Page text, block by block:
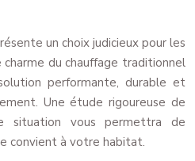
un choix judicieux pour les
du chauffage traditionnel
performante, durable et
Une étude rigoureuse de
vous permettra de
convient à votre habitat.